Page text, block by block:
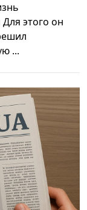
этого он
...